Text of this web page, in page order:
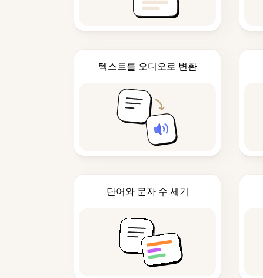
텍스트를 오디오로 변환
단어와 문자 수 세기